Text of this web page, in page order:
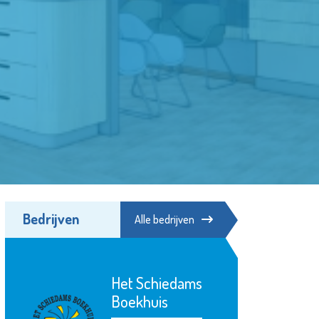
Bedrijven Alle bedrijven
Het Schiedams
Boekhuis